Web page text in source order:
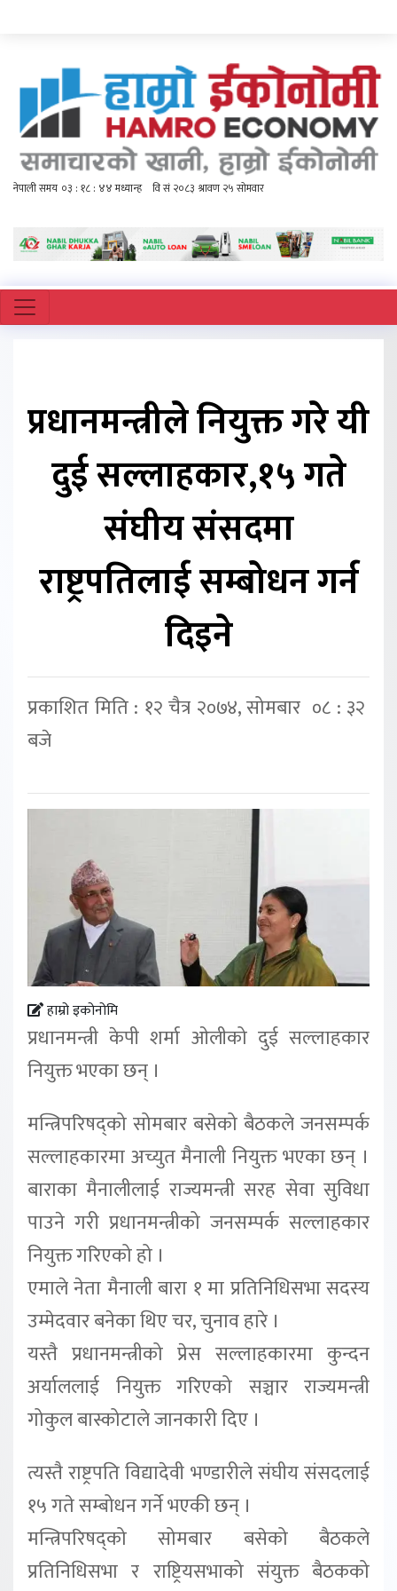
प्रधानमन्त्रीले नियुक्त गरे यी
दुई सल्लाहकार,१५ गते
संघीय संसदमा
राष्ट्रपतिलाई सम्बोधन गर्न
दिइने
प्रकाशित मिति : १२ चैत्र २०७४, सोमबार ०८ : ३२
बजे
हाम्रो इकोनोमि
प्रधानमन्त्री केपी शर्मा ओलीको दुई सल्लाहकार
नियुक्त भएका छन् ।
मन्त्रिपरिषद्को सोमबार बसेको बैठकले जनसम्पर्क
सल्लाहकारमा अच्युत मैनाली नियुक्त भएका छन् ।
बाराका मैनालीलाई राज्यमन्त्री सरह सेवा सुविधा
पाउने गरी प्रधानमन्त्रीको जनसम्पर्क सल्लाहकार
नियुक्त गरिएको हो ।
एमाले नेता मैनाली बारा १ मा प्रतिनिधिसभा सदस्य
उम्मेदवार बनेका थिए चर, चुनाव हारे ।
यस्तै प्रधानमन्त्रीको प्रेस सल्लाहकारमा कुन्दन
अर्याललाई नियुक्त गरिएको सञ्चार राज्यमन्त्री
गोकुल बास्कोटाले जानकारी दिए ।
त्यस्तै राष्ट्रपति विद्यादेवी भण्डारीले संघीय संसदलाई
१५ गते सम्बोधन गर्ने भएकी छन् ।
मन्त्रिपरिषद्को सोमबार बसेको बैठकले
प्रतिनिधिसभा र राष्ट्रियसभाको संयुक्त बैठकको